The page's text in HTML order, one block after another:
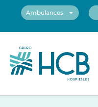
Ambulances